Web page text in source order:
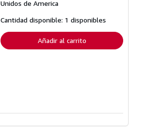
tarifas
de
envío
Unidos de America
Cantidad disponible: 1 disponibles
Añadir al carrito